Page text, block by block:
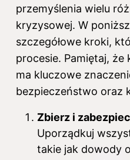
przemyślenia wielu
kryzysowej. W
szczegółowe kroki,
procesie. Pamiętaj,
ma kluczowe
bezpieczeństwo oraz
Zbierz i
Uporządkuj
takie jak dowody